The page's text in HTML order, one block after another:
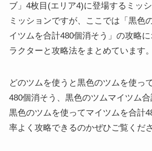
ブ」4枚目(エリア4)に登場するミッ
ミッションですが、ここでは「黒色
イツムを合計480個消そう」の攻略
ラクターと攻略法をまとめています。
どのツムを使うと黒色のツムを使っ
480個消そう、黒色のツムマイツム合
黒色のツムを使ってマイツムを合計
率よく攻略できるのかぜひご覧くださ